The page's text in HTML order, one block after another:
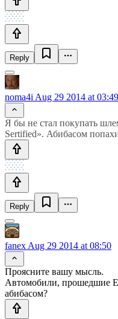
Reply
noma4i Aug 29 2014 at 03:49
Я бы не стал покупать
Sertified». Абибасом
Reply
fanex Aug 29 2014 at 08:50
Проясните вашу мысль.
Автомобили, прошедшие
абибасом?